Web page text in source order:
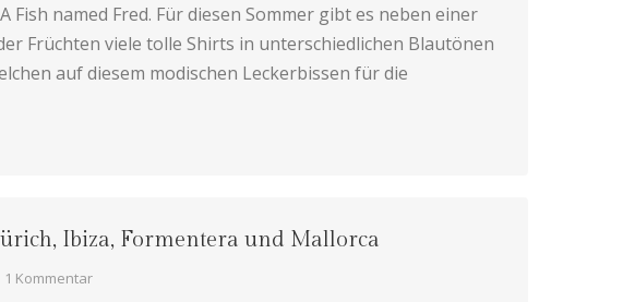
named Fred. Für diesen Sommer gibt es neben einer
Früchten viele tolle Shirts in unterschiedlichen Blautönen
auf diesem modischen Leckerbissen für die
Ibiza, Formentera und Mallorca
1 Kommentar